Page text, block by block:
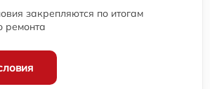
закрепляются по итогам
ремонта